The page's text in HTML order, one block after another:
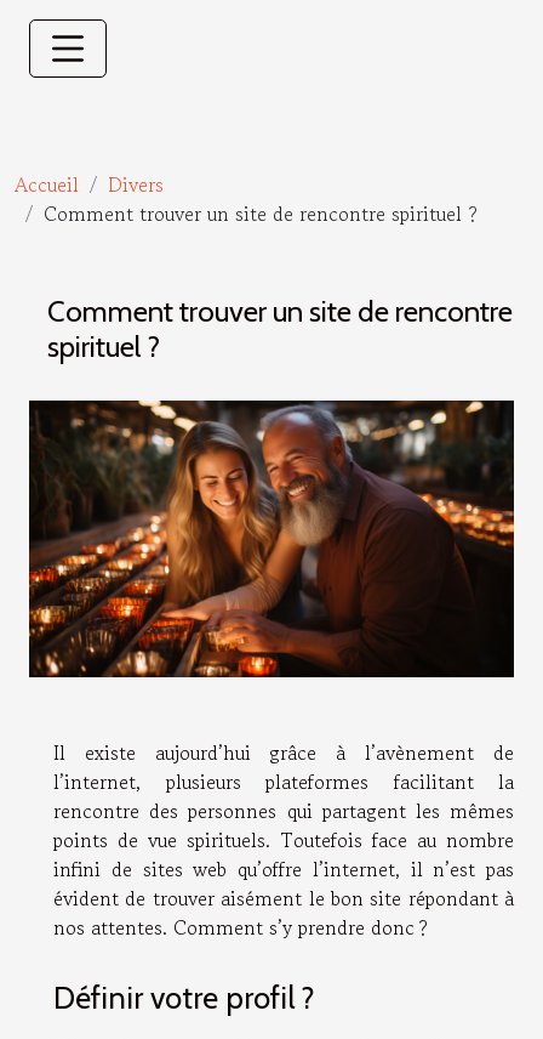
Accueil
Divers
Comment trouver un site de rencontre spirituel ?
Comment trouver un site de rencontre
spirituel ?
Il existe aujourd’hui grâce à l’avènement de
l’internet, plusieurs plateformes facilitant la
rencontre des personnes qui partagent les mêmes
points de vue spirituels. Toutefois face au nombre
infini de sites web qu’offre l’internet, il n’est pas
évident de trouver aisément le bon site répondant à
nos attentes. Comment s’y prendre donc ?
Définir votre profil ?